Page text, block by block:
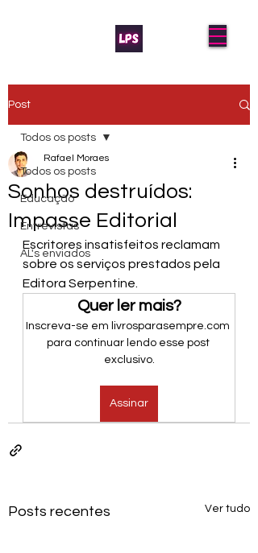
Post
Todos os posts
Educação
Entrevistas
AL's enviados
Todos os posts
Sonhos destruídos:
Impasse Editorial
Rafael Moraes
Escritores insatisfeitos reclamam
sobre os serviços prestados pela
Editora Serpentine.
Quer ler mais?
Inscreva-se em livrosparasempre.com
para continuar lendo esse post
exclusivo.
Assinar
Posts recentes Ver tudo